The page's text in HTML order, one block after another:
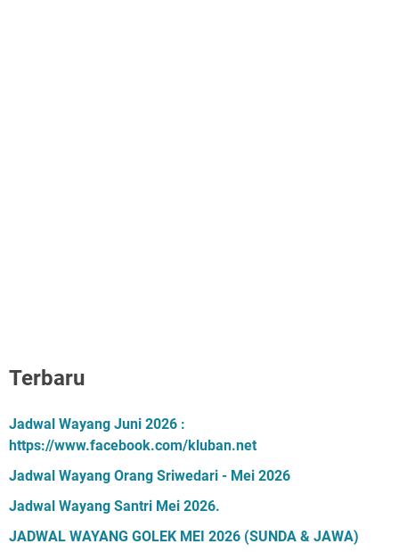
Terbaru
Jadwal Wayang Juni 2026 :
https://www.facebook.com/kluban.net
Jadwal Wayang Orang Sriwedari - Mei 2026
Jadwal Wayang Santri Mei 2026.
JADWAL WAYANG GOLEK MEI 2026 (SUNDA & JAWA)